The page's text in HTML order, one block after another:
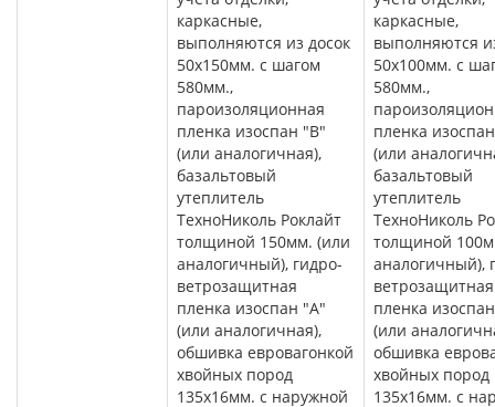
каркасные,
выполняются из досок
50х150мм. с шагом
580мм.,
пароизоляционная
пленка изоспан "В"
(или аналогичная),
базальтовый
утеплитель
ТехноНиколь Роклайт
толщиной 150мм. (или
аналогичный), гидро-
ветрозащитная
пленка изоспан "А"
(или аналогичная),
обшивка евровагонкой
хвойных пород
135х16мм. с наружной
каркасные,
выполняются
50х100мм. с
580мм.,
пленка
(или
базальтовый
утеплитель
ТехноНиколь
толщиной
аналогичный),
ветрозащитная
пленка
(или
обшивка
хвойных пород
135х16мм. с